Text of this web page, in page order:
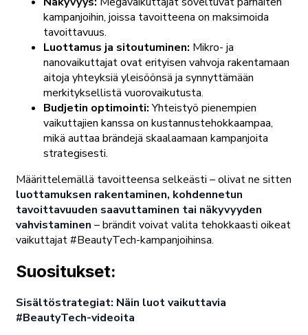
kampanjoihin, joissa tavoitteena on maksimoida
tavoittavuus.
Luottamus ja sitoutuminen: Mikro- ja
nanovaikuttajat ovat erityisen vahvoja rakentamaan
aitoja yhteyksiä yleisöönsä ja synnyttämään
merkityksellistä vuorovaikutusta.
Budjetin optimointi:Yhteistyö pienempien
vaikuttajien kanssa on kustannustehokkaampaa,
mikä auttaa brändejä skaalaamaan kampanjoita
strategisesti.
Määrittelemällä tavoitteensa selkeästi – olivat ne sitten
luottamuksen rakentaminen, kohdennetun
tavoittavuuden saavuttaminen tai näkyvyyden
vahvistaminen – brändit voivat valita tehokkaasti oikeat
vaikuttajat #BeautyTech-kampanjoihinsa.
Suositukset:
Sisältöstrategiat: Näin luot vaikuttavia
#BeautyTech-videoita